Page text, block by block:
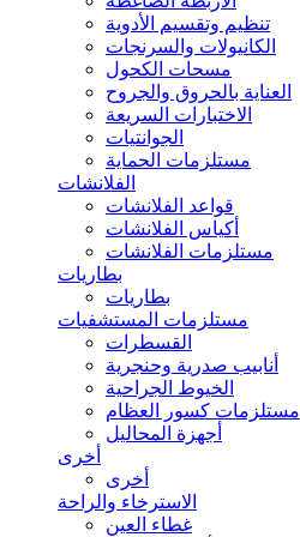
تنظيم وتقسيم الأدوية
الكانيولات والسرنجات
مسحات الكحول
العناية بالحروق والجروح
الاختبارات السريعة
الجوانتيات
مستلزمات الحماية
الفلانشات
قواعد الفلانشات
أكياس الفلانشات
مستلزمات الفلانشات
بطاريات
بطاريات
مستلزمات المستشفيات
القسطرات
أنابيب صدرية وحنجرية
الخيوط الجراحية
مستلزمات كسور العظام
أجهزة المحاليل
أخرى
أخرى
الاسترخاء والراحة
غطاء العين